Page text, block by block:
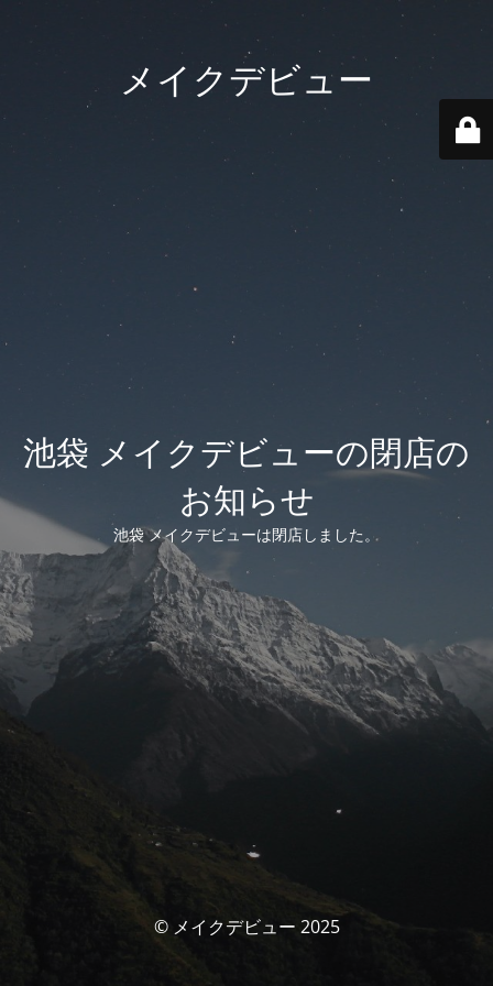
メイクデビュー
池袋 メイクデビューの閉店の
お知らせ
池袋 メイクデビューは閉店しました。
© メイクデビュー 2025